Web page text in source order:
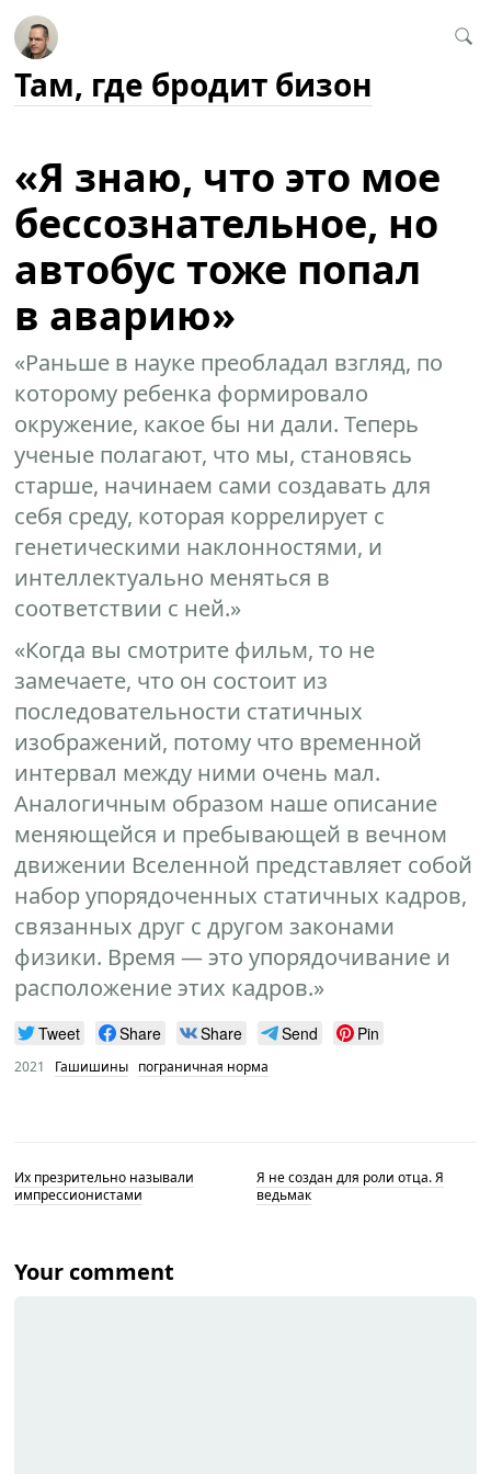
Там, где бродит бизон
«Я знаю, что это мое
бессознательное, но
автобус тоже попал
в аварию»
«Раньше в науке преобладал взгляд, по
которому ребенка формировало
окружение, какое бы ни дали. Теперь
ученые полагают, что мы, становясь
старше, начинаем сами создавать для
себя среду, которая коррелирует с
генетическими наклонностями, и
интеллектуально меняться в
соответствии с ней.»
«Когда вы смотрите фильм, то не
замечаете, что он состоит из
последовательности статичных
изображений, потому что временной
интервал между ними очень мал.
Аналогичным образом наше описание
меняющейся и пребывающей в вечном
движении Вселенной представляет собой
набор упорядоченных статичных кадров,
связанных друг с другом законами
физики. Время — это упорядочивание и
расположение этих кадров.»
Tweet Share Share Send Pin
2021 Гашишины пограничная норма
Их презрительно называли
импрессионистами
Я не создан для роли отца. Я
ведьмак
Your comment